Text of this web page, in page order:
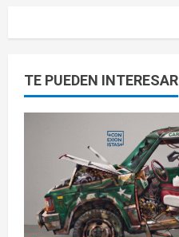
TE PUEDEN INTERESAR